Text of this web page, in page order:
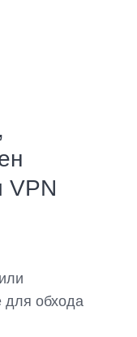
VPN
для обхода